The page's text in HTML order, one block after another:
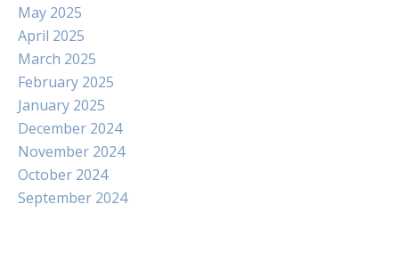
May 2025
April 2025
March 2025
February 2025
January 2025
December 2024
November 2024
October 2024
September 2024